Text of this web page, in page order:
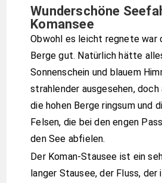
Wunderschöne
Komansee
Obwohl es leicht regnete war
Berge gut. Natürlich hätte
Sonnenschein und blauem
strahlender ausgesehen, doch
die hohen Berge ringsum und
Felsen, die bei den engen
den See abfielen.
Der Koman-Stausee ist ein
langer Stausee, der Fluss, der